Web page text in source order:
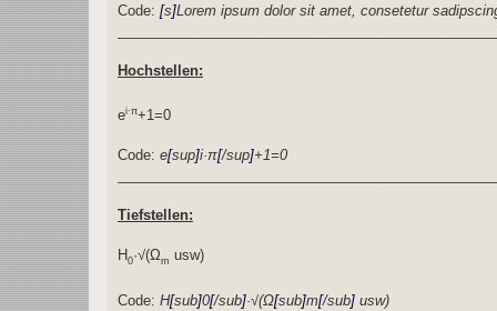
Code: [s]Lorem ipsum dolor sit amet, consetetur
Hochstellen:
ei·π+1=0
Code: e[sup]i·π[/sup]+1=0
Tiefstellen:
H 0·√(Ωm usw)
Code: H[sub]0[/sub]·√(Ω[sub]m[/sub] usw)